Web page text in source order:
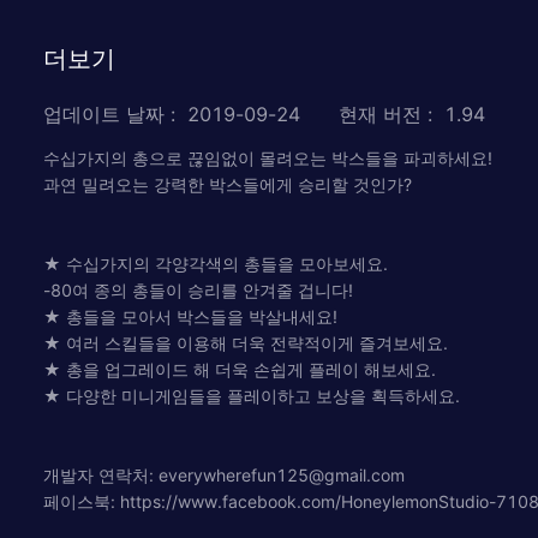
더보기
업데이트 날짜 : 2019-09-24 현재 버전 : 1.94
수십가지의 총으로 끊임없이 몰려오는 박스들을 파괴하세요!
과연 밀려오는 강력한 박스들에게 승리할 것인가?
★ 수십가지의 각양각색의 총들을 모아보세요.
-80여 종의 총들이 승리를 안겨줄 겁니다!
★ 총들을 모아서 박스들을 박살내세요!
★ 여러 스킬들을 이용해 더욱 전략적이게 즐겨보세요.
★ 총을 업그레이드 해 더욱 손쉽게 플레이 해보세요.
★ 다양한 미니게임들을 플레이하고 보상을 획득하세요.
개발자 연락처: everywherefun125@gmail.com
페이스북: https://www.facebook.com/HoneylemonStudio-